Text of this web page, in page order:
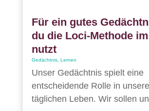
Für ein gutes
du die Loci-Methode
nutzt
Gedächtnis, Lernen
Unser Gedächtnis spielt eine
entscheidende Rolle in
täglichen Leben. Wir sollen